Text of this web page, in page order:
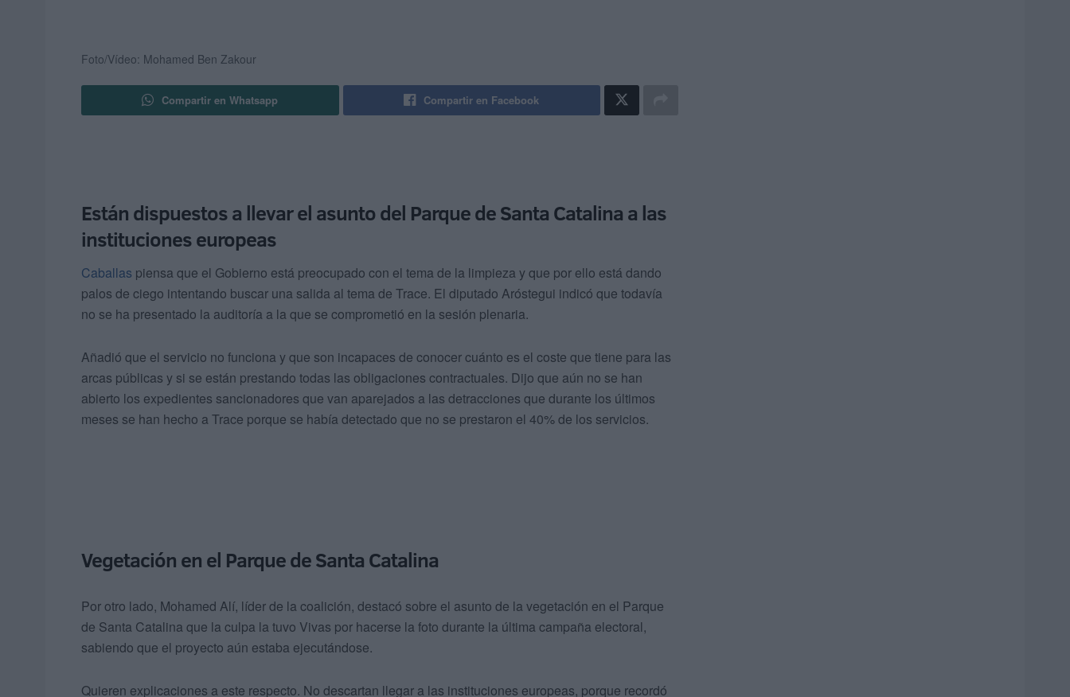
Foto/Vídeo: Mohamed Ben Zakour
Compartir en Whatsapp Compartir en Facebook
Están dispuestos a llevar el asunto del Parque de Santa Catalina a las
instituciones europeas
Caballas piensa que el Gobierno está preocupado con el tema de la limpieza y que por ello está dando
palos de ciego intentando buscar una salida al tema de Trace. El diputado Aróstegui indicó que todavía
no se ha presentado la auditoría a la que se comprometió en la sesión plenaria.
Añadió que el servicio no funciona y que son incapaces de conocer cuánto es el coste que tiene para las
arcas públicas y si se están prestando todas las obligaciones contractuales. Dijo que aún no se han
abierto los expedientes sancionadores que van aparejados a las detracciones que durante los últimos
meses se han hecho a Trace porque se había detectado que no se prestaron el 40% de los servicios.
Vegetación en el Parque de Santa Catalina
Por otro lado, Mohamed Alí, líder de la coalición, destacó sobre el asunto de la vegetación en el Parque
de Santa Catalina que la culpa la tuvo Vivas por hacerse la foto durante la última campaña electoral,
sabiendo que el proyecto aún estaba ejecutándose.
Quieren explicaciones a este respecto. No descartan llegar a las instituciones europeas, porque recordó